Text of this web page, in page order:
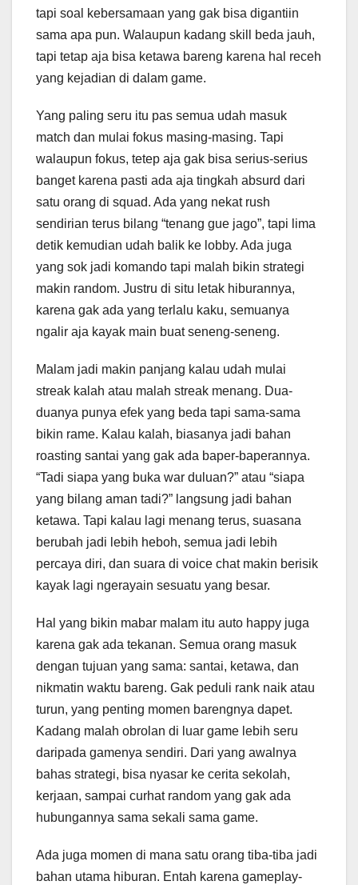
tapi soal kebersamaan yang gak bisa digantiin
sama apa pun. Walaupun kadang skill beda jauh,
tapi tetap aja bisa ketawa bareng karena hal receh
yang kejadian di dalam game.
Yang paling seru itu pas semua udah masuk
match dan mulai fokus masing-masing. Tapi
walaupun fokus, tetep aja gak bisa serius-serius
banget karena pasti ada aja tingkah absurd dari
satu orang di squad. Ada yang nekat rush
sendirian terus bilang “tenang gue jago”, tapi lima
detik kemudian udah balik ke lobby. Ada juga
yang sok jadi komando tapi malah bikin strategi
makin random. Justru di situ letak hiburannya,
karena gak ada yang terlalu kaku, semuanya
ngalir aja kayak main buat seneng-seneng.
Malam jadi makin panjang kalau udah mulai
streak kalah atau malah streak menang. Dua-
duanya punya efek yang beda tapi sama-sama
bikin rame. Kalau kalah, biasanya jadi bahan
roasting santai yang gak ada baper-baperannya.
“Tadi siapa yang buka war duluan?” atau “siapa
yang bilang aman tadi?” langsung jadi bahan
ketawa. Tapi kalau lagi menang terus, suasana
berubah jadi lebih heboh, semua jadi lebih
percaya diri, dan suara di voice chat makin berisik
kayak lagi ngerayain sesuatu yang besar.
Hal yang bikin mabar malam itu auto happy juga
karena gak ada tekanan. Semua orang masuk
dengan tujuan yang sama: santai, ketawa, dan
nikmatin waktu bareng. Gak peduli rank naik atau
turun, yang penting momen barengnya dapet.
Kadang malah obrolan di luar game lebih seru
daripada gamenya sendiri. Dari yang awalnya
bahas strategi, bisa nyasar ke cerita sekolah,
kerjaan, sampai curhat random yang gak ada
hubungannya sama sekali sama game.
Ada juga momen di mana satu orang tiba-tiba jadi
bahan utama hiburan. Entah karena gameplay-